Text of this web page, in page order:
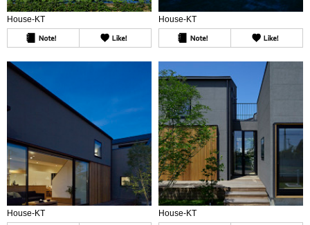
House-KT House-KT
House-KT House-KT